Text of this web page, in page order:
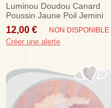
Luminou Doudou Canard
Poussin Jaune Poil Jemini
Sos
12,00 € NON DISPONIBLE
Créer une alerte